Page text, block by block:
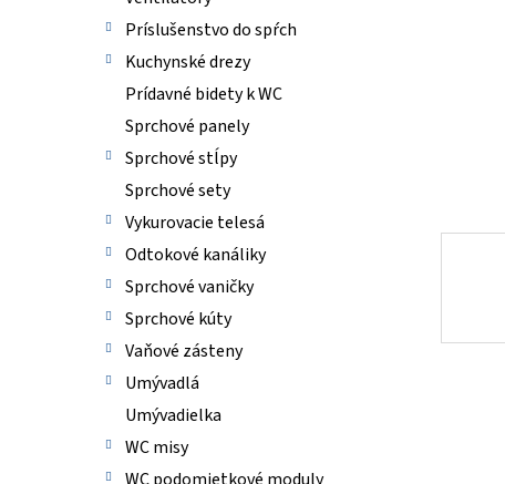
Príslušenstvo do spŕch
Kuchynské drezy
Prídavné bidety k WC
Sprchové panely
Sprchové stĺpy
Sprchové sety
Vykurovacie telesá
Odtokové kanáliky
Sprchové vaničky
Sprchové kúty
Vaňové zásteny
Umývadlá
Umývadielka
WC misy